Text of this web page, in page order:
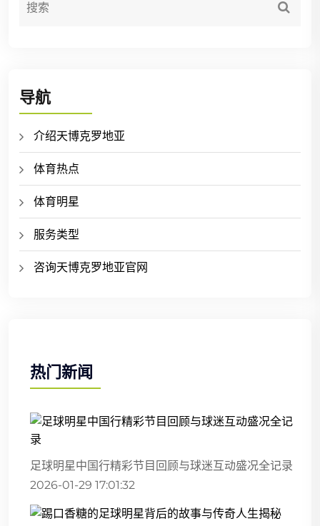
导航
介绍天博克罗地亚
体育热点
体育明星
服务类型
咨询天博克罗地亚官网
热门新闻
足球明星中国行精彩节目回顾与球迷互动盛况全记录
2026-01-29 17:01:32